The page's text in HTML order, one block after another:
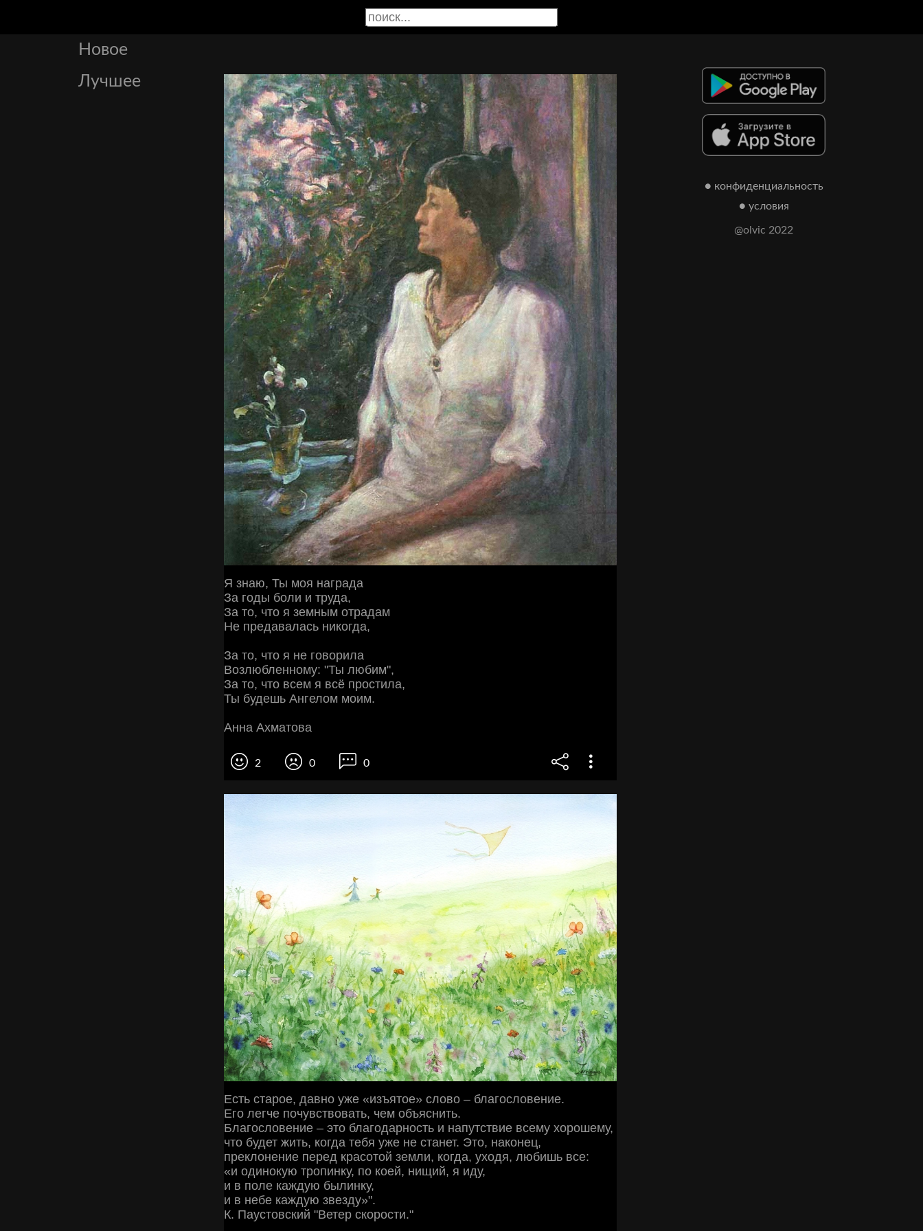
Новое
Лучшее
Я знаю, Ты моя награда
За годы боли и труда,
За то, что я земным отрадам
Не предавалась никогда,
За то, что я не говорила
Возлюбленному: "Ты любим",
За то, что всем я всё простила,
Ты будешь Ангелом моим.
Анна Ахматова
2 0 0
Есть старое, давно уже «изъятое» слово – благословение.
Его легче почувствовать, чем объяснить.
Благословение – это благодарность и напутствие всему хорошему,
что будет жить, когда тебя уже не станет. Это, наконец,
преклонение перед красотой земли, когда, уходя, любишь все:
«и одинокую тропинку, по коей, нищий, я иду,
и в поле каждую былинку,
и в небе каждую звезду»".
К. Паустовский "Ветер скорости."
● конфиденциальность
● условия
@olvic 2022